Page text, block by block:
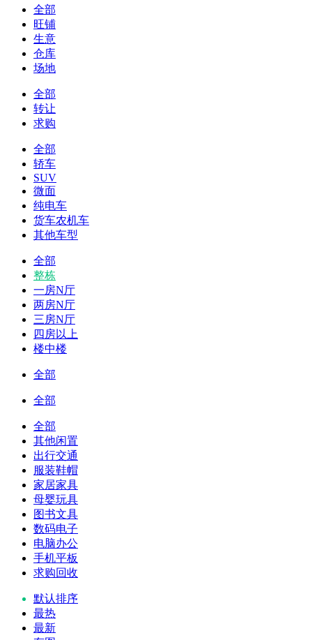
全部
旺铺
生意
仓库
场地
全部
转让
求购
全部
轿车
SUV
微面
纯电车
货车农机车
其他车型
全部
整栋
一房N厅
两房N厅
三房N厅
四房以上
楼中楼
全部
全部
全部
其他闲置
出行交通
服装鞋帽
家居家具
母婴玩具
图书文具
数码电子
电脑办公
手机平板
求购回收
默认排序
最热
最新